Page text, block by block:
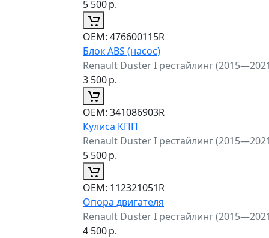
5 500р.
ОЕМ: 476600115R
Блок ABS (насос)
Renault Duster I рестайлинг
3 500р.
ОЕМ: 341086903R
Кулиса КПП
Renault Duster I рестайлинг
5 500р.
ОЕМ: 112321051R
Опора двигателя
Renault Duster I рестайлинг
4 500р.